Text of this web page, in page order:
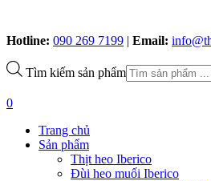
Hotline: 090 269 7199 | Email:
Tìm kiếm sản phẩm
0
Trang chủ
Sản phẩm
Thịt heo Iberico
Đùi heo muối Iberico